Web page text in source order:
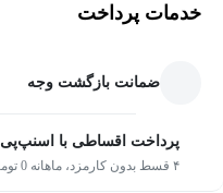
خدمات پرداخت
ضمانت بازگشت وجه
پرداخت اقساطی با اسنپ‌پی
۴ قسط بدون کارمزد، ماهانه 0 تومان